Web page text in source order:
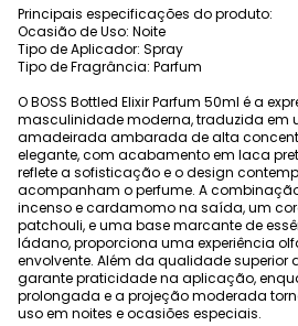
Principais especificações do produto:
Ocasião de Uso: Noite
Tipo de Aplicador: Spray
Tipo de Fragrância: Parfum
O BOSS Bottled Elixir Parfum 50ml é a
masculinidade moderna, traduzida em
amadeirada ambarada de alta
elegante, com acabamento em laca
reflete a sofisticação e o design
acompanham o perfume. A
incenso e cardamomo na saída, um
patchouli, e uma base marcante de
ládano, proporciona uma experiência
envolvente. Além da qualidade superior
garante praticidade na aplicação,
prolongada e a projeção moderada
uso em noites e ocasiões especiais.